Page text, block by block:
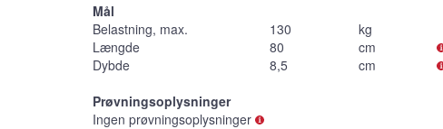
Mål
Belastning, max.
130
kg
Længde
80
cm
Dybde
8,5
cm
Prøvningsoplysninger
Ingen prøvningsoplysninger